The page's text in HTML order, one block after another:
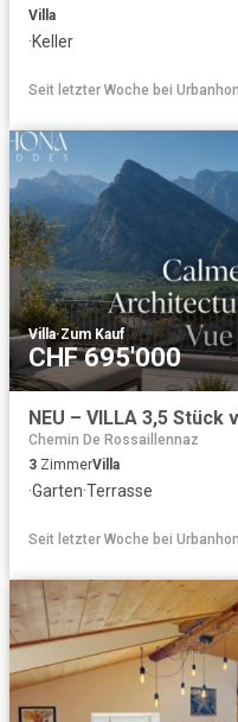
Villa
·Keller
Seit letzter Woche bei
Villa·Zum Kauf
CHF 695'000
Chemin De Rossaillennaz
3 ZimmerVilla
·Garten·Terrasse
Seit letzter Woche bei